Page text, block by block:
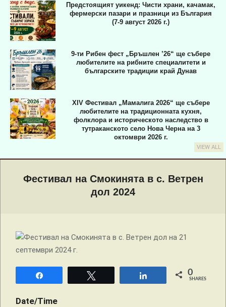
Предстоящият уикенд: Чисти храни, качамак,
фермерски пазари и празници из България
(7-9 август 2026 г.)
9-ти Рибен фест „Бръшлен ’26“ ще събере
любителите на рибните специалитети и
българските традиции край Дунав
XIV Фестивал „Мамалига 2026“ ще събере
любителите на традиционната кухня,
фолклора и историческото наследство в
тутраканското село Нова Черна на 3
октомври 2026 г.
VIEW ALL
NavigationФестивал на Смокинята в с. Ветрен
дол 2024
0
SHARES
Date/Time